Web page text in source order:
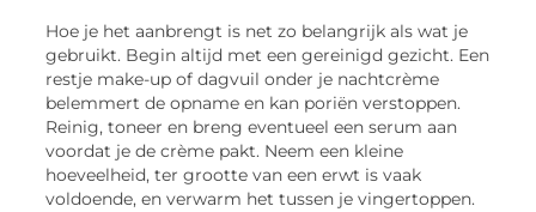
Hoe je het aanbrengt is net zo belangrijk als wat je
gebruikt. Begin altijd met een gereinigd gezicht. Een
restje make-up of dagvuil onder je nachtcrème
belemmert de opname en kan poriën verstoppen.
Reinig, toneer en breng eventueel een serum aan
voordat je de crème pakt. Neem een kleine
hoeveelheid, ter grootte van een erwt is vaak
voldoende, en verwarm het tussen je vingertoppen.